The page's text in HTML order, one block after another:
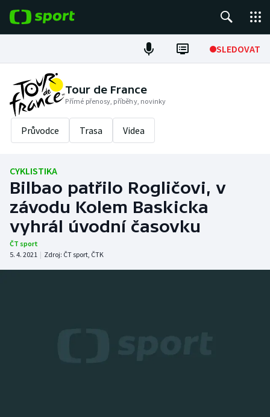
SLEDOVAT
Fotbal
Hokej
Tenis
Cyklistika
DALŠÍ SPORTY
Americký fotbal
NEPŘEHLÉDNĚTE
Tour de France
Přímé přenosy, příběhy, novinky
Průvodce Trasa Videa
CYKLISTIKA
Bilbao patřilo Rogličovi, v
závodu Kolem Baskicka
vyhrál úvodní časovku
ČT sport
5. 4. 2021 | Zdroj: ČT sport, ČTK